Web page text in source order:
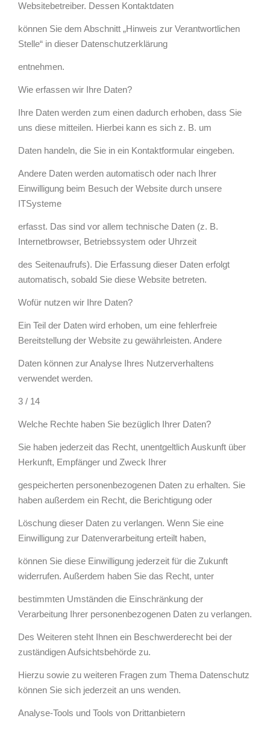
Websitebetreiber. Dessen Kontaktdaten
können Sie dem Abschnitt „Hinweis zur Verantwortlichen
Stelle“ in dieser Datenschutzerklärung
entnehmen.
Wie erfassen wir Ihre Daten?
Ihre Daten werden zum einen dadurch erhoben, dass Sie
uns diese mitteilen. Hierbei kann es sich z. B. um
Daten handeln, die Sie in ein Kontaktformular eingeben.
Andere Daten werden automatisch oder nach Ihrer
Einwilligung beim Besuch der Website durch unsere
ITSysteme
erfasst. Das sind vor allem technische Daten (z. B.
Internetbrowser, Betriebssystem oder Uhrzeit
des Seitenaufrufs). Die Erfassung dieser Daten erfolgt
automatisch, sobald Sie diese Website betreten.
Wofür nutzen wir Ihre Daten?
Ein Teil der Daten wird erhoben, um eine fehlerfreie
Bereitstellung der Website zu gewährleisten. Andere
Daten können zur Analyse Ihres Nutzerverhaltens
verwendet werden.
3 / 14
Welche Rechte haben Sie bezüglich Ihrer Daten?
Sie haben jederzeit das Recht, unentgeltlich Auskunft über
Herkunft, Empfänger und Zweck Ihrer
gespeicherten personenbezogenen Daten zu erhalten. Sie
haben außerdem ein Recht, die Berichtigung oder
Löschung dieser Daten zu verlangen. Wenn Sie eine
Einwilligung zur Datenverarbeitung erteilt haben,
können Sie diese Einwilligung jederzeit für die Zukunft
widerrufen. Außerdem haben Sie das Recht, unter
bestimmten Umständen die Einschränkung der
Verarbeitung Ihrer personenbezogenen Daten zu verlangen.
Des Weiteren steht Ihnen ein Beschwerderecht bei der
zuständigen Aufsichtsbehörde zu.
Hierzu sowie zu weiteren Fragen zum Thema Datenschutz
können Sie sich jederzeit an uns wenden.
Analyse-Tools und Tools von Drittanbietern